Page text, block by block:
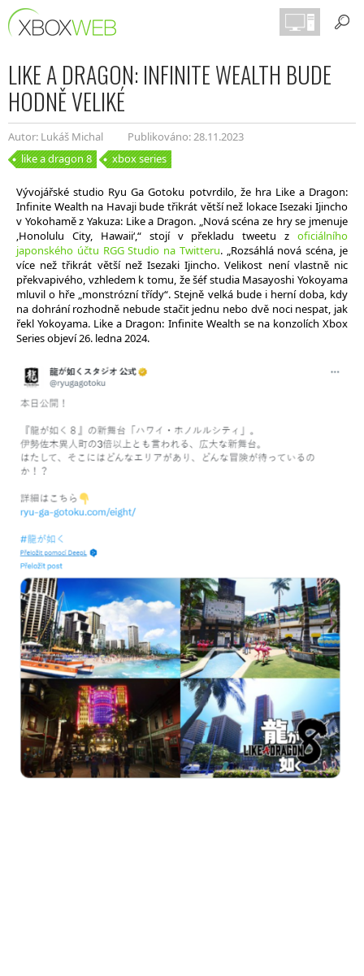
LIKE A DRAGON: INFINITE WEALTH BUDE
HODNĚ VELIKÉ
Autor: Lukáš Michal
Publikováno: 28.11.2023
like a dragon 8
xbox series
Vývojářské studio Ryu Ga Gotoku potvrdilo, že hra Like a Dragon:
Infinite Wealth na Havaji bude třikrát větší než lokace Isezaki Ijincho
v Yokohamě z Yakuza: Like a Dragon. „Nová scéna ze hry se jmenuje
‚Honolulu City, Hawaii‘,“ stojí v překladu tweetu z oficiálního
japonského účtu RGG Studio na Twitteru. „Rozsáhlá nová scéna, je
více než třikrát větší než Isezaki Ijincho. Velikost není vlastně nic
překvapivého, vzhledem k tomu, že šéf studia Masayoshi Yokoyama
mluvil o hře „monstrózní třídy“. Stejně velká bude i herní doba, kdy
na dohrání rozhodně nebude stačit jednu nebo dvě noci nespat, jak
řekl Yokoyama. Like a Dragon: Infinite Wealth se na konzolích Xbox
Series objeví 26. ledna 2024.